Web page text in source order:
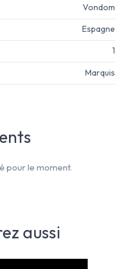
Vondom
Espagne
1
Marquis
aussi
pour le moment.